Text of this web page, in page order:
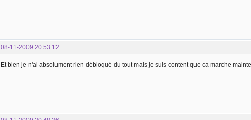
08-11-2009 20:53:12
Et bien je n'ai absolument rien débloqué du tout mais je suis content que ca marche